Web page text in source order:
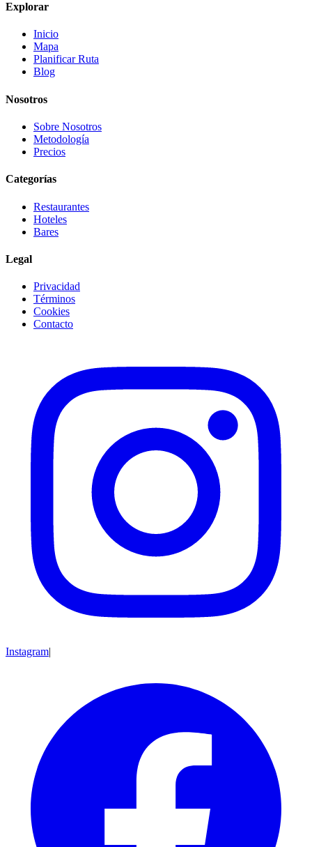
Explorar
Inicio
Mapa
Planificar Ruta
Blog
Nosotros
Sobre Nosotros
Metodología
Precios
Categorías
Restaurantes
Hoteles
Bares
Legal
Privacidad
Términos
Cookies
Contacto
Instagram|